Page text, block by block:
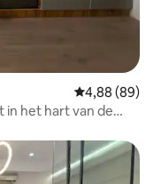
Gemiddelde
4,88 (89)
in het hart van de